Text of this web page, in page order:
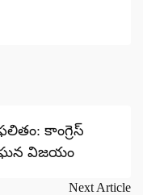
కాంగ్రెస్
ఘన విజయం
Next Article